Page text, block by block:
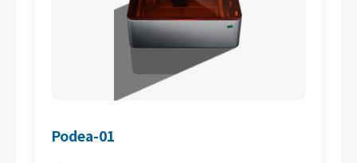
Podea-01